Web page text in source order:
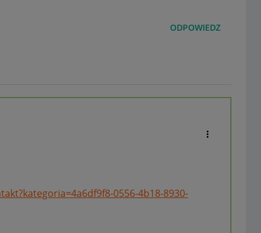
ODPOWIEDZ
0556-4b18-8930-